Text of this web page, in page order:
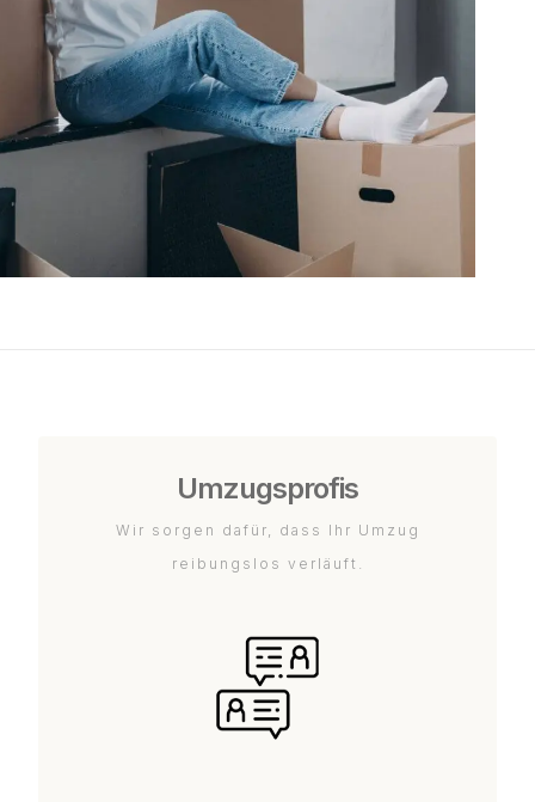
Umzugsprofis
Wir sorgen dafür, dass Ihr Umzug
reibungslos verläuft.